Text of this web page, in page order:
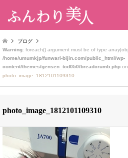
ブログ
Warning: foreach() argument must be of type
/home/umumkjp/funwari-bijin.com/public_html/wp-
content/themes/gensen_tcd050/breadcrumb.php
photo_image_1812101109310
photo_image_1812101109310